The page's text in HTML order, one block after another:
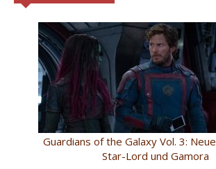
Guardians of the Galaxy Vol. 3:
Star-Lord und Gamora